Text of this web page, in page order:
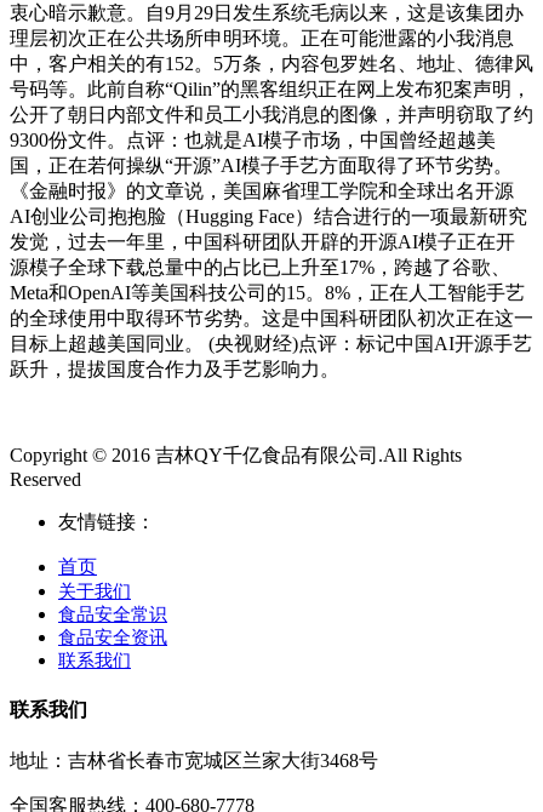
衷心暗示歉意。自9月29日发生系统毛病以来，这是该集团办
理层初次正在公共场所申明环境。正在可能泄露的小我消息
中，客户相关的有152。5万条，内容包罗姓名、地址、德律风
号码等。此前自称“Qilin”的黑客组织正在网上发布犯案声明，
公开了朝日内部文件和员工小我消息的图像，并声明窃取了约
9300份文件。点评：也就是AI模子市场，中国曾经超越美
国，正在若何操纵“开源”AI模子手艺方面取得了环节劣势。
《金融时报》的文章说，美国麻省理工学院和全球出名开源
AI创业公司抱抱脸（Hugging Face）结合进行的一项最新研究
发觉，过去一年里，中国科研团队开辟的开源AI模子正在开
源模子全球下载总量中的占比已上升至17%，跨越了谷歌、
Meta和OpenAI等美国科技公司的15。8%，正在人工智能手艺
的全球使用中取得环节劣势。这是中国科研团队初次正在这一
目标上超越美国同业。 (央视财经)点评：标记中国AI开源手艺
跃升，提拔国度合作力及手艺影响力。
Copyright © 2016 吉林QY千亿食品有限公司.All Rights
Reserved
友情链接：
首页
关于我们
食品安全常识
食品安全资讯
联系我们
联系我们
地址：吉林省长春市宽城区兰家大街3468号
全国客服热线：400-680-7778